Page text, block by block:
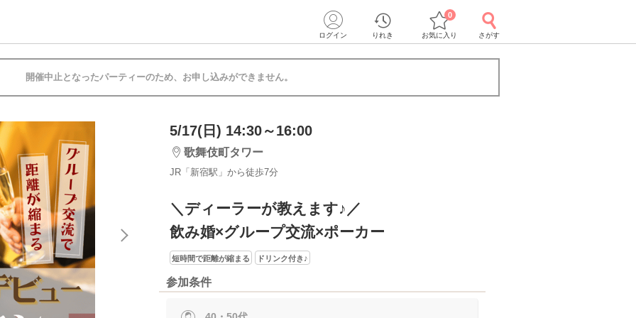
ログイン りれき お気に入り
0
さがす
開催中止となったパーティーのため、お申し込みができません。
5/17(日) 14:30～16:00
歌舞伎町タワー
JR「新宿駅」から徒歩7分
＼ディーラーが教えます♪／
飲み婚×グループ交流×ポーカー
短時間で距離が縮まる ドリンク付き♪
参加条件